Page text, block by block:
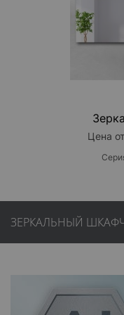
Цена
ЗЕРКАЛЬНЫЙ